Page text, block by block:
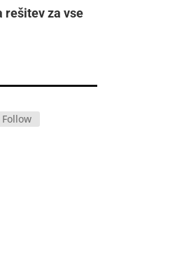
rešitev za vse
Follow